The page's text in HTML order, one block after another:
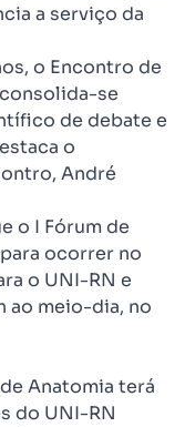
a serviço da
o Encontro de
se
de debate e
o
André
o I Fórum de
ocorrer no
o UNI-RN e
ao meio-dia, no
Anatomia terá
do UNI-RN